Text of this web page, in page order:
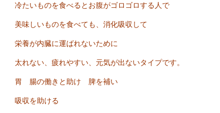
冷たいものを食べるとお腹がゴロゴロする人で
美味しいものを食べても、消化吸収して
栄養が内臓に運ばれないために
太れない、疲れやすい、元気が出ないタイプです。
胃 腸の働きと助け 脾を補い
吸収を助ける